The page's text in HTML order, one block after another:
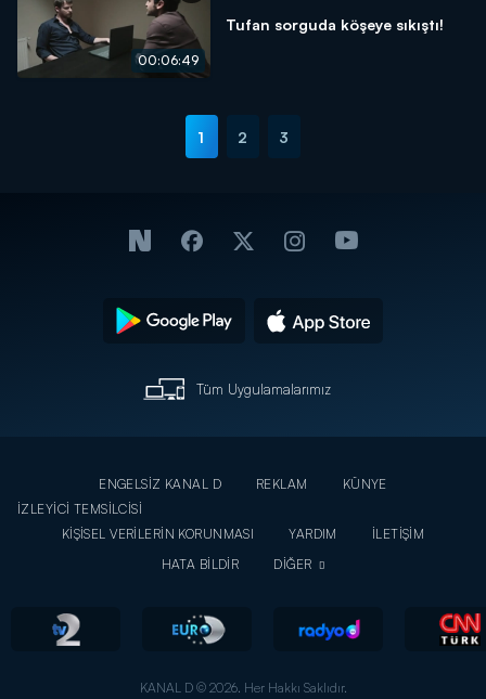
00:06:49
Tufan sorguda köşeye sıkıştı!
1 2 3
Tüm Uygulamalarımız
ENGELSİZ KANAL D REKLAM
KÜNYE
İZLEYİCİ TEMSİLCİSİ
KİŞİSEL VERİLERİN KORUNMASI
YARDIM
İLETİŞİM
HATA BİLDİR
DİĞER
KANAL D © 2026. Her Hakkı Saklıdır.